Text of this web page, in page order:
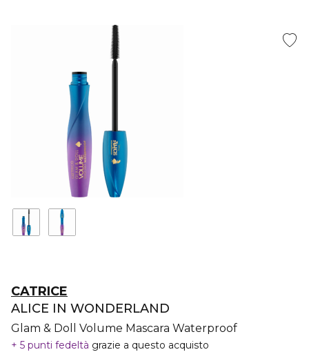
CATRICE
ALICE IN WONDERLAND
Glam & Doll Volume Mascara Waterproof
5 punti fedeltà grazie a questo acquisto